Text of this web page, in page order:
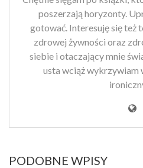
poszerzają horyzonty.
gotować. Interesuję się też
zdrowej żywności oraz
siebie i otaczający mnie
usta wciąż wykrzywiam
PODOBNE WPISY